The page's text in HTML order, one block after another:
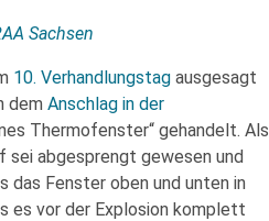
Sachsen
10. Verhandlungstag ausgesagt
dem Anschlag in der
Thermofenster“ gehandelt. Als
abgesprengt gewesen und
das Fenster oben und unten in
es vor der Explosion komplett